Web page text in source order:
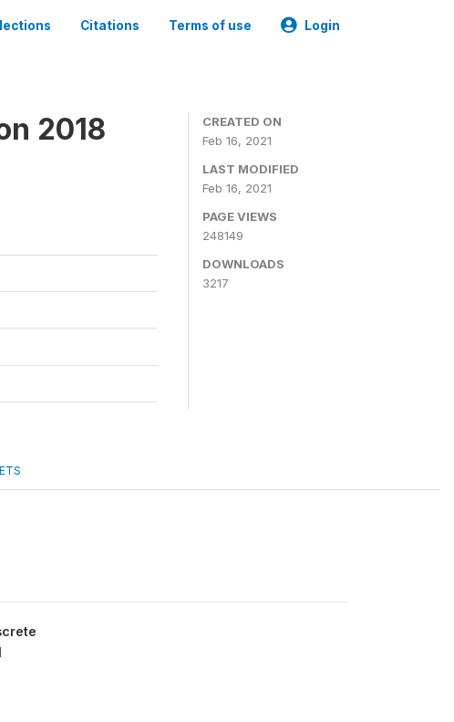
Citations Terms of use Login
2018
CREATED ON
Feb 16, 2021
LAST MODIFIED
Feb 16, 2021
PAGE VIEWS
248149
DOWNLOADS
3217